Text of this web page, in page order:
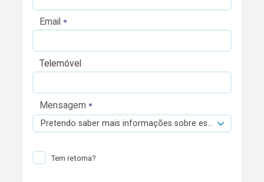
Email
Telemóvel
Mensagem
Pretendo saber mais informações sobre esta viatura.
Tem retoma?